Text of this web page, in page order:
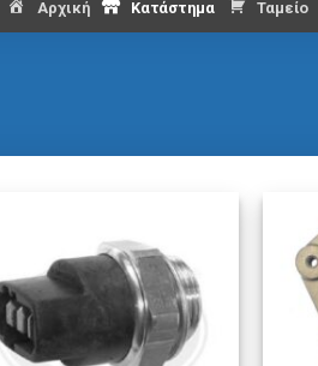
Αρχική Κατάστημα Ταμείο